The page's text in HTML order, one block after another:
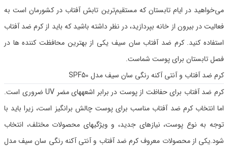
می‌خواهید در ایام تابستان که مستقیم‌ترین تابش آفتاب در کشورمان است به
فعالیت در بیرون از خانه بپردازید، در نظر داشته باشید که باید از کرم ضد آفتاب
استفاده کنید. کرم ضد آفتاب سان سیف یکی از بهترین محافظت کننده ها در
فصل تابستان برای پوست شماست.
کرم ضد آفتاب و آنتی آکنه رنگی سان سیف مدل SPF50
کرم ضد آفتاب برای حفاظت از پوست در برابر اشعههای مضر UV ضروری است.
اما انتخاب کرم ضد آفتاب مناسب برای پوست چالش برانگیز است، زیرا باید با
توجه به نوع پوست، نیازهای جدید، و ویژگیهای محصولات مختلف، انتخاب
شود.یکی از محصولات معروف کرم ضد آفتاب و آنتی آکنه رنگی سان سیف مدل